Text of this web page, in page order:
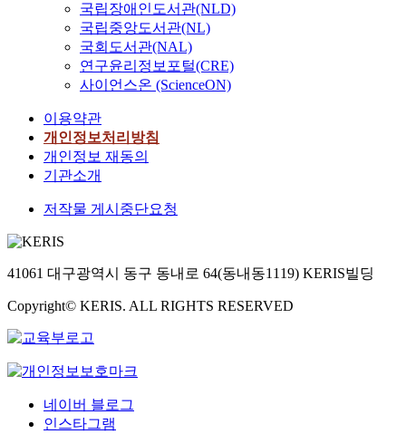
국립장애인도서관(NLD)
국립중앙도서관(NL)
국회도서관(NAL)
연구윤리정보포털(CRE)
사이언스온 (ScienceON)
이용약관
개인정보처리방침
개인정보 재동의
기관소개
저작물 게시중단요청
41061 대구광역시 동구 동내로 64(동내동1119) KERIS빌딩
Copyright© KERIS. ALL RIGHTS RESERVED
네이버 블로그
인스타그램